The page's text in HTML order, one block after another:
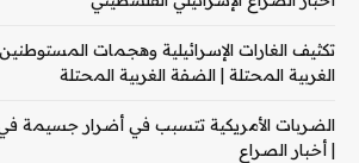
تكثيف الغارات الإسرائيلية وهجمات
الغربية المحتلة | الضفة الغربية المحتلة
الضربات الأمريكية تتسبب في أضرار جسيمة في
| أخبار الصراع